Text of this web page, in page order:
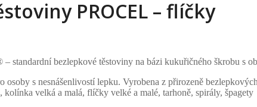
PROCEL – flíčky
standardní bezlepkové těstoviny na bázi kukuřičného škrobu s
osoby s nesnášenlivostí lepku. Vyrobena z přirozeně
kolínka velká a malá, flíčky velké a malé, tarhoně, spirály, špagety